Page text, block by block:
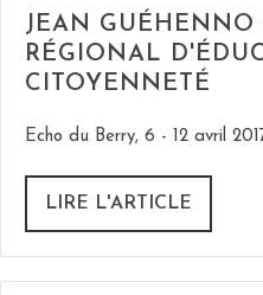
JEAN GUÉHENNO
RÉGIONAL
CITOYENNETÉ
Echo du Berry, 6 - 12 avril
LIRE L'ARTICLE